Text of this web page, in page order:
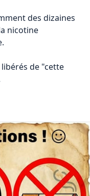
des dizaines
nicotine
de "cette